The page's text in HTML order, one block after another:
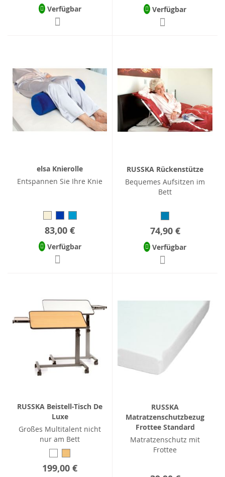
Verfügbar Verfügbar
elsa Knierolle
Entspannen Sie Ihre Knie
83,00 €
Verfügbar
RUSSKA Rückenstütze
Bequemes Aufsitzen im
Bett
74,90 €
Verfügbar
RUSSKA Beistell-Tisch De
Luxe
Großes Multitalent nicht
nur am Bett
199,00 €
RUSSKA
Matratzenschutzbezug
Frottee Standard
Matratzenschutz mit
Frottee